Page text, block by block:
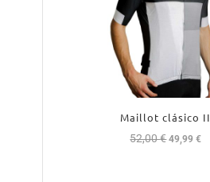
Maillot clásico II
52,00€El
49,99€El